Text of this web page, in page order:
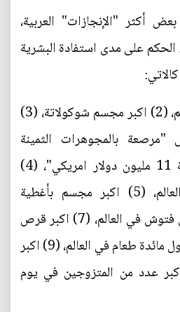
أكثر "الإنجازات" العربية،
الحكم على مدى استفادة البشرية
(1) اكبر مفتاح في العالم، (2) اكبر مجسم شوكولاتة، (3)
بالمجوهرات الثمينة
والحجارة الكريمة بقيمة 11 مليون دولار امريكي"، (4)
اكبر كيس شاي في العالم، (5) اكبر مجسم بأغطية
القوارير، (6) اكبر صحن فتوش في العالم، (7) اكبر قرص
فلافل في العالم، (8) اطول مائدة طعام في العالم، (9) اكبر
في العالم، (10) اكبر عدد من المتزوجين في يوم